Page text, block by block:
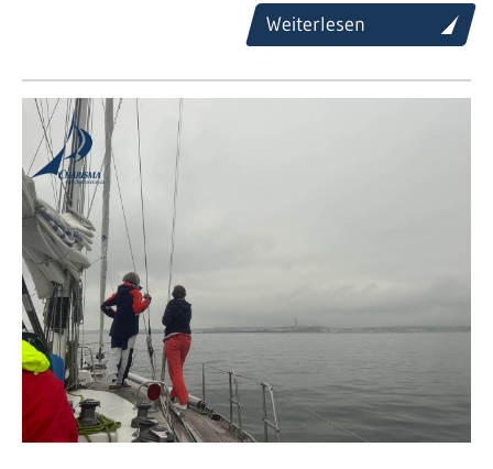
Weiterlesen